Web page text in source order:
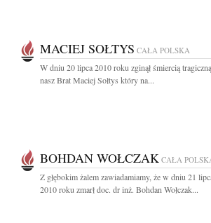
MACIEJ SOŁTYS CAŁA POLSKA
W dniu 20 lipca 2010 roku zginął śmiercią tragiczną
nasz Brat Maciej Sołtys który na...
BOHDAN WOŁCZAK CAŁA
Z głębokim żalem zawiadamiamy, że w dniu 21
2010 roku zmarł doc. dr inż. Bohdan Wołczak...